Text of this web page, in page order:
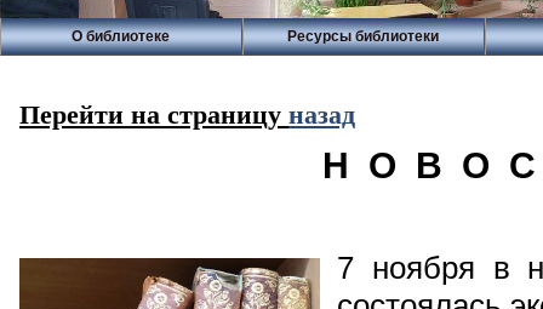
О библиотеке Ресурсы библиотеки
Перейти на страницу назад
Н О В О
7 ноября в